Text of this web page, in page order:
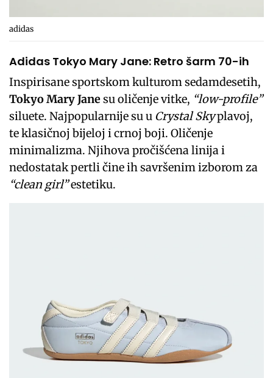
adidas
Adidas Tokyo Mary Jane: Retro šarm 70-ih
Inspirisane sportskom kulturom sedamdesetih,
Tokyo Mary Janesu oličenje vitke, “low-profile”
siluete. Najpopularnije su u Crystal Skyplavoj,
te klasičnoj bijeloj i crnoj boji. Oličenje
minimalizma. Njihova pročišćena linija i
nedostatak pertli čine ih savršenim izborom za
“clean girl”estetiku.